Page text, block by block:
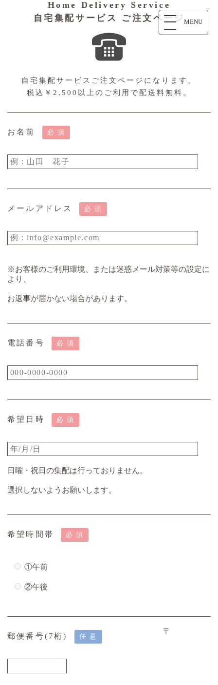
MENU
Home Delivery Service
自宅集配サービス ご注文ページ
自宅集配サービスご注文ページになります。
税込￥2,500以上のご利用で配送料無料。
お名前 必須
メールアドレス 必須
※お客様のご利用環境、または迷惑メール対策等の設定に
より、
お返事が届かない場合があります。
電話番号 必須
希望日時 必須
日曜・祝日の集配は行っておりません。
選択しないようお願いします。
希望時間帯 必須
①午前
②午後
郵便番号(7桁) 任意
〒